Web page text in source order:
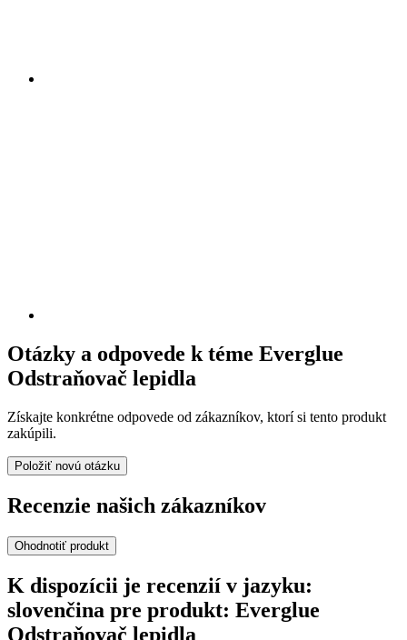
Otázky a odpovede k téme Everglue
Odstraňovač lepidla
Získajte konkrétne odpovede od zákazníkov, ktorí si tento produkt
zakúpili.
Položiť novú otázku
Recenzie našich zákazníkov
Ohodnotiť produkt
K dispozícii je recenzií v jazyku:
slovenčina pre produkt: Everglue
Odstraňovač lepidla